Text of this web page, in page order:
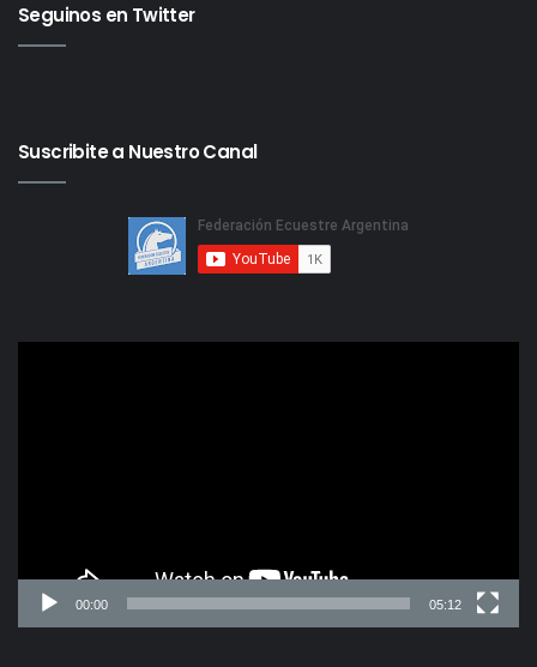
Seguinos en Twitter
Suscribite a Nuestro Canal
00:00 05:12